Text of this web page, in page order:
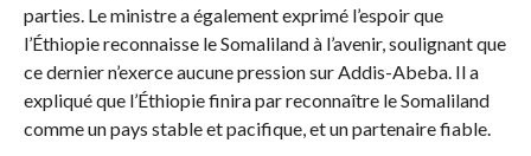
parties. Le ministre a également exprimé l’espoir que
l’Éthiopie reconnaisse le Somaliland à l’avenir, soulignant que
ce dernier n’exerce aucune pression sur Addis-Abeba. Il a
expliqué que l’Éthiopie finira par reconnaître le Somaliland
comme un pays stable et pacifique, et un partenaire fiable.